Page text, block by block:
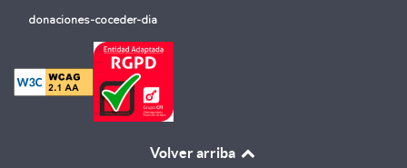
donaciones-coceder-dia
Volver arriba